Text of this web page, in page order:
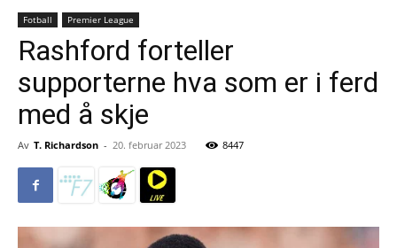
Fotball Premier League
Rashford forteller
supporterne hva som er i ferd
med å skje
Av T. Richardson - 20. februar 2023 8447